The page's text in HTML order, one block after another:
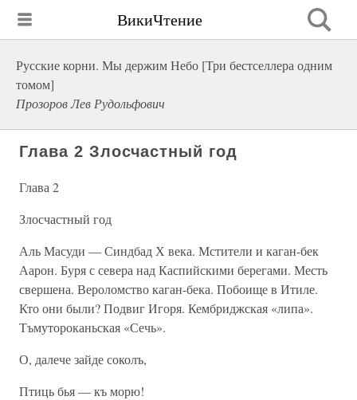
ВикиЧтение
Русские корни. Мы держим Небо [Три бестселлера одним
томом]
Прозоров Лев Рудольфович
Глава 2 Злосчастный год
Глава 2
Злосчастный год
Аль Масуди — Синдбад Х века. Мстители и каган-бек
Аарон. Буря с севера над Каспийскими берегами. Месть
свершена. Вероломство каган-бека. Побоище в Итиле.
Кто они были? Подвиг Игоря. Кембриджская «липа».
Тъмутороканьская «Сечь».
О, далече зайде соколъ,
Птиць бья — къ морю!